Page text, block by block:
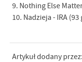
9. Nothing Else
10. Nadzieja - IRA (93
Artykuł dodany przez: